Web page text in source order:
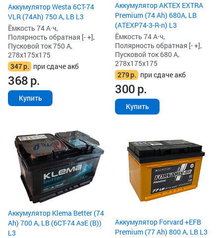
Аккумулятор Westa 6СТ-74
VLR (74Ah) 750 А, LB L3
Ёмкость 74 А·ч,
Полярность обратная [- +],
Пусковой ток 750 А,
278x175x175
347р. при сдаче акб
368р.
Купить
Аккумулятор AKTEX EXTRA
Premium (74 Ah) 680A, LB
(ATEXP74-3-R-n) L3
Ёмкость 74 А·ч,
Полярность обратная [- +],
Пусковой ток 680 А,
278x175x175
279р. при сдаче акб
300р.
Купить
Аккумулятор Klema Better (74
Ah) 700 А, LB (6СТ-74 АзЕ (B))
L3
Аккумулятор Forvard +EFB
Premium (77 Ah) 800 А, LB L3